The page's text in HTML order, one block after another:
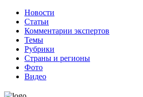
Новости
Статьи
Комментарии экспертов
Темы
Рубрики
Страны и регионы
Фото
Видео